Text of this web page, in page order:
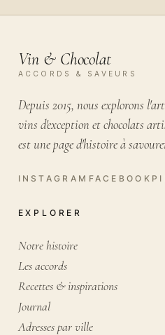
Vin & Chocolat
ACCORDS & SAVEURS
Depuis 2015, nous explorons
vins d'exception et chocolats
est une page d'histoire à
EXPLORER
Notre histoire
Les accords
Recettes & inspirations
Journal
Adresses par ville